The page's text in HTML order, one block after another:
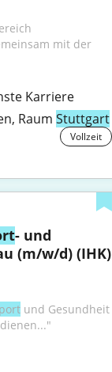
Karriere
Raum Stuttgart
Vollzeit
- und
(m/w/d) (IHK)
und Gesundheit